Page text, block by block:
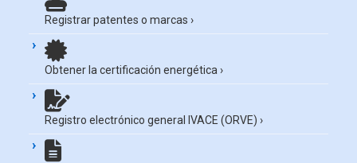
Registrar patentes o marcas ›
Obtener la certificación energética ›
Registro electrónico general IVACE (ORVE) ›